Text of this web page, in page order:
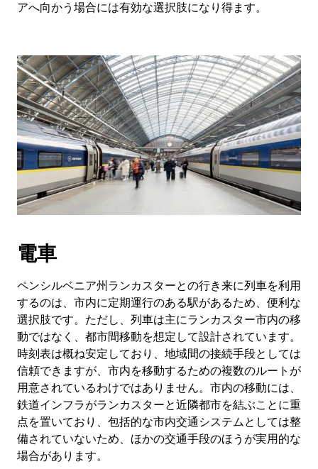
アへ向かう場合には有効な選択肢になり得ます。
電車
ペンシルベニア州ランカスターとの行き来に列車を利用
するのは、市内に定期運行のある駅があるため、便利な
選択肢です。ただし、列車は主にランカスター市内の移
動ではなく、都市間移動を想定して設計されています。
時刻表は概ね安定しており、地域間の接続手段としては
信頼できますが、市内を移動するための複数のルートが
用意されているわけではありません。市内の移動には、
鉄道インフラがランカスターと近隣都市を結ぶことに重
点を置いており、包括的な市内交通システムとしては整
備されていないため、ほかの交通手段のほうが実用的な
場合があります。